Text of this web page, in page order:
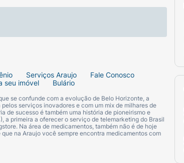
Serviços Araujo
Fale Conosco
seu imóvel Bulário
se confunde com a evolução de Belo Horizonte, a
serviços inovadores e com um mix de milhares de
de sucesso é também uma história de pioneirismo e
a primeira a oferecer o serviço de telemarketing do Brasil
Na área de medicamentos, também não é de hoje
na Araujo você sempre encontra medicamentos com